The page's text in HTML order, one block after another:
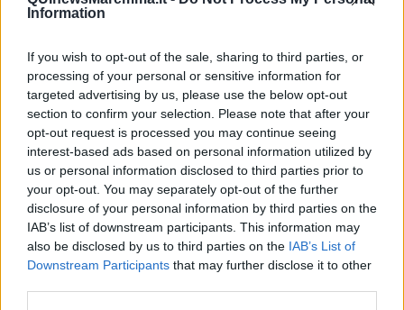
Information
If you wish to opt-out of the sale, sharing to third parties, or
processing of your personal or sensitive information for
targeted advertising by us, please use the below opt-out
section to confirm your selection. Please note that after your
opt-out request is processed you may continue seeing
interest-based ads based on personal information utilized by
us or personal information disclosed to third parties prior to
your opt-out. You may separately opt-out of the further
disclosure of your personal information by third parties on the
IAB’s list of downstream participants. This information may
also be disclosed by us to third parties on the IAB’s List of
Downstream Participants that may further disclose it to other
PRIMO
Accidenti all’amore
Protezione civile
Walter
Appunti per l'inverno
Il muro di Baj
Biografia emotiva
La tempesta e altro
I bolidi
Parole
Amarezza
Colpa & merito
Vento
​LA PANCHINA ROSSA Requiem per il Commissario